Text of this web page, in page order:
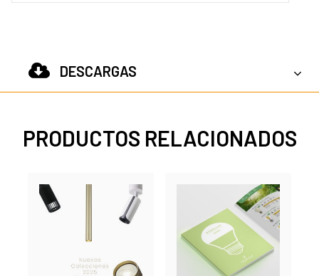
DESCARGAS
PRODUCTOS RELACIONADOS